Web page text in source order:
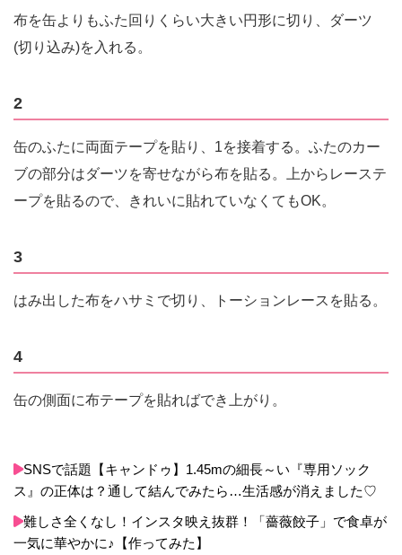
布を缶よりもふた回りくらい大きい円形に切り、ダーツ
(切り込み)を入れる。
2
缶のふたに両面テープを貼り、1を接着する。ふたのカー
ブの部分はダーツを寄せながら布を貼る。上からレーステ
ープを貼るので、きれいに貼れていなくてもOK。
3
はみ出した布をハサミで切り、トーションレースを貼る。
4
缶の側面に布テープを貼ればでき上がり。
SNSで話題【キャンドゥ】1.45mの細長～い『専用ソック
ス』の正体は？通して結んでみたら…生活感が消えました♡
難しさ全くなし！インスタ映え抜群！「薔薇餃子」で食卓が
一気に華やかに♪【作ってみた】